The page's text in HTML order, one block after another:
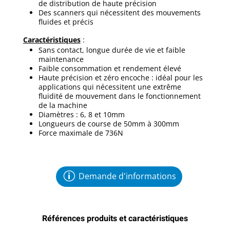
de distribution de haute précision
Des scanners qui nécessitent des mouvements
fluides et précis
Caractéristiques:
Sans contact, longue durée de vie et faible
maintenance
Faible consommation et rendement élevé
Haute précision et zéro encoche : idéal pour les
applications qui nécessitent une extrême
fluidité de mouvement dans le fonctionnement
de la machine
Diamètres : 6, 8 et 10mm
Longueurs de course de 50mm à 300mm
Force maximale de 736N
Demande d'informations
Références produits et caractéristiques